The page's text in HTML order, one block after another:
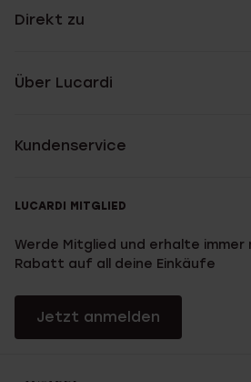
Direkt zu
Über Lucardi
Kundenservice
LUCARDI MITGLIED
Werde Mitglied und erhalte immer
Rabatt auf all deine Einkäufe
Jetzt anmelden